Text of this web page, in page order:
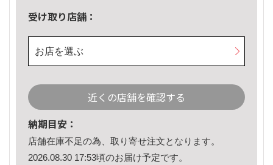
受け取り店舗：
お店を選ぶ
近くの店舗を確認する
納期目安：
店舗在庫不足の為、取り寄せ注文となります。
2026.08.30 17:53頃のお届け予定です。